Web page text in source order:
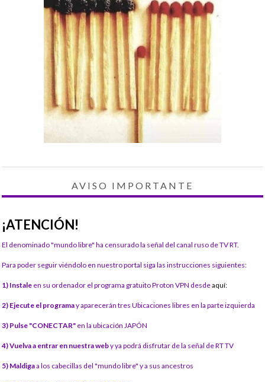
AVISO IMPORTANTE
¡ATENCIÓN!
El denominado "mundo libre" ha censurado la señal del canal ruso de TV RT.
Para poder seguir viéndolo en nuestro portal siga las instrucciones siguientes:
1) Instale en su ordenador el programa gratuito Proton VPN desdeaquí:
2) Ejecute el programay aparecerán tres Ubicaciones libres en la parte izquierda
3) Pulse "CONECTAR" en la ubicación JAPÓN
4) Vuelva a entrar en nuestra weby ya podrá disfrutar de la señal de RT TV
5) Maldigaa los cabecillas del "mundo libre" y a sus ancestros